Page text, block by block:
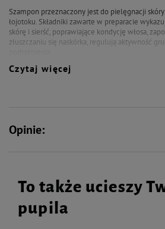
Szampon przeznaczony jest do pielęgnacji
łojotoku. Składniki zawarte w preparacie
skórę i sierść, poprawiające kondycję włosa,
złuszczaniu się naskórka, regulują aktywność
Stosowanie:
Czytaj więcej
Opinie:
To także ucieszy
pupila